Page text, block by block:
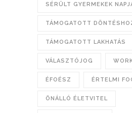
SÉRÜLT GYERMEKEK
TÁMOGATOTT
TÁMOGATOTT LAKHATÁS
VÁLASZTÓJOG
ÉFOÉSZ ÉRTELMI
ÖNÁLLÓ ÉLETVITEL